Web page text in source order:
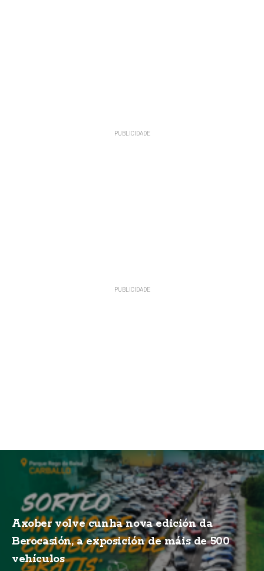
Axober volve cunha nova edición da
Berocasión, a exposición de máis de 500
vehículos